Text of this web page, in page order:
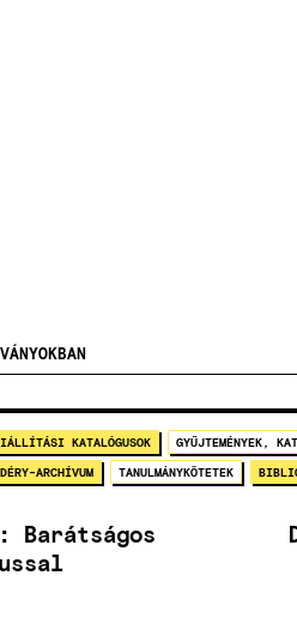
KATALÓGUSOK GYŰJTEMÉNYEK,
DÉRY-ARCHÍVUM TANULMÁNYKÖTETEK
Barátságos